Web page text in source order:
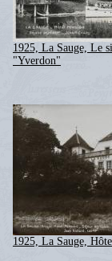
1925, La Sauge, Le
"Yverdon"
1925, La Sauge,